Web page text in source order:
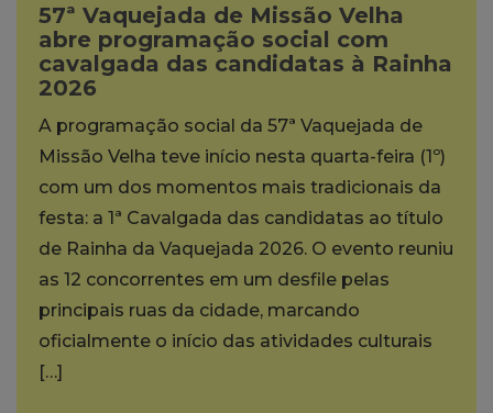
57ª Vaquejada de Missão Velha
abre programação social com
cavalgada das candidatas à Rainha
2026
A programação social da 57ª Vaquejada de
Missão Velha teve início nesta quarta-feira (1º)
com um dos momentos mais tradicionais da
festa: a 1ª Cavalgada das candidatas ao título
de Rainha da Vaquejada 2026. O evento reuniu
as 12 concorrentes em um desfile pelas
principais ruas da cidade, marcando
oficialmente o início das atividades culturais
[…]